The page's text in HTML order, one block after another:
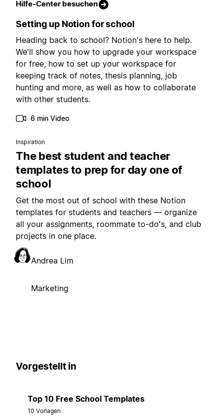
Hilfe-Center besuchen
Setting up Notion for school
Heading back to school? Notion's here to help.
We'll show you how to upgrade your workspace
for free, how to set up your workspace for
keeping track of notes, thesis planning, job
hunting and more, as well as how to collaborate
with other students.
6 min Video
Inspiration
The best student and teacher
templates to prep for day one of
school
Get the most out of school with these Notion
templates for students and teachers — organize
all your assignments, roommate to-do's, and club
projects in one place.
Andrea Lim
Marketing
Vorgestellt in
Top 10 Free School Templates
10 Vorlagen